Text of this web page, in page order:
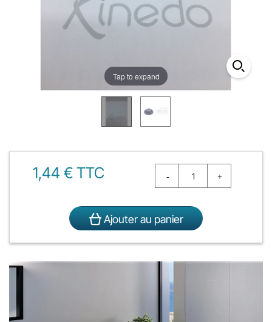
Tap to expand
1,44 € TTC
Ajouter au panier